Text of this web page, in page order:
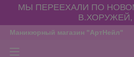
МЫ ПЕРЕЕХАЛИ ПО
В.ХОРУЖЕЙ,
Маникюрный магазин "АртНейл"